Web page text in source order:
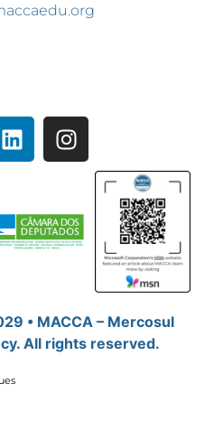
• MACCA – Mercosul
All rights reserved.